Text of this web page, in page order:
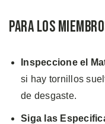
Para los
Inspeccione el
si hay tornillos
de desgaste.
Siga las